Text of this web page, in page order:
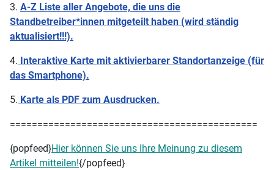
3. A-Z Liste aller Angebote, die uns die
Standbetreiber*innen mitgeteilt haben (wird ständig
aktualisiert!!!).
4. Interaktive Karte mit aktivierbarer Standortanzeige (für
das Smartphone).
5. Karte als PDF zum Ausdrucken.
=============================================
{popfeed}Hier können Sie uns Ihre Meinung zu diesem
Artikel mitteilen!{/popfeed}